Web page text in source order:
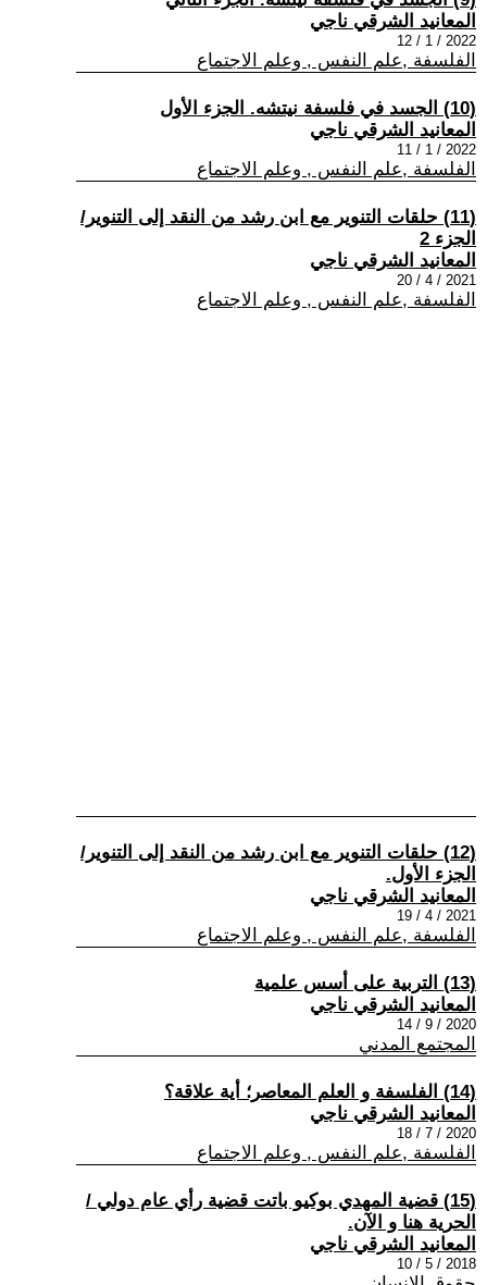
المعانيد الشرقي ناجي
2022 / 1 / 12
الفلسفة ,علم النفس , وعلم الاجتماع
(10) الجسد في فلسفة نيتشه. الجزء الأول
المعانيد الشرقي ناجي
2022 / 1 / 11
الفلسفة ,علم النفس , وعلم الاجتماع
(11) حلقات التنوير مع ابن رشد من النقد إلى التنوير/
الجزء 2
المعانيد الشرقي ناجي
2021 / 4 / 20
الفلسفة ,علم النفس , وعلم الاجتماع
(12) حلقات التنوير مع ابن رشد من النقد إلى التنوير/
الجزء الأول.
المعانيد الشرقي ناجي
2021 / 4 / 19
الفلسفة ,علم النفس , وعلم الاجتماع
(13) التربية على أسس علمية
المعانيد الشرقي ناجي
2020 / 9 / 14
المجتمع المدني
(14) الفلسفة و العلم المعاصر؛ أية علاقة؟
المعانيد الشرقي ناجي
2020 / 7 / 18
الفلسفة ,علم النفس , وعلم الاجتماع
(15) قضية المهدي بوكيو باتت قضية رأي عام دولي /
الحرية هنا و الآن.
المعانيد الشرقي ناجي
2018 / 5 / 10